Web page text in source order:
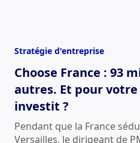
Stratégie d'entreprise
Choose France : 93
autres. Et pour votre
investit ?
Pendant que la France
Versailles, le dirigeant de